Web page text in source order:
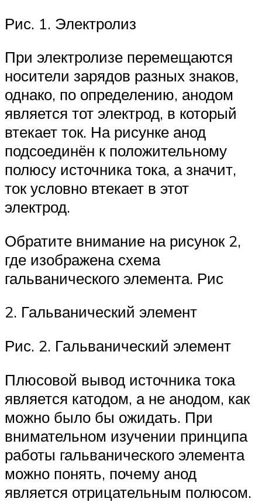
Рис. 1. Электролиз
При электролизе перемещаются
носители зарядов разных знаков,
однако, по определению, анодом
является тот электрод, в который
втекает ток. На рисунке анод
подсоединён к положительному
полюсу источника тока, а значит,
ток условно втекает в этот
электрод.
Обратите внимание на рисунок 2,
где изображена схема
гальванического элемента. Рис
2. Гальванический элемент
Рис. 2. Гальванический элемент
Плюсовой вывод источника тока
является катодом, а не анодом, как
можно было бы ожидать. При
внимательном изучении принципа
работы гальванического элемента
можно понять, почему анод
является отрицательным полюсом.